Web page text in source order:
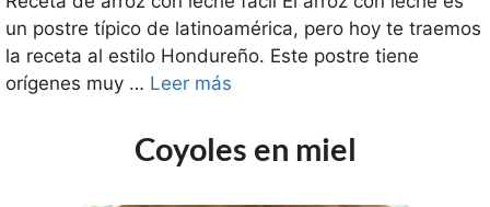
un postre típico de latinoamérica, pero hoy te traemos
la receta al estilo Hondureño. Este postre tiene
orígenes muy … Leer más
Coyoles en miel